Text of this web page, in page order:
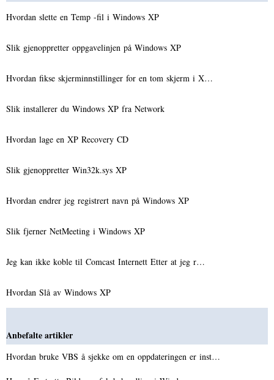
Hvordan slette en Temp -fil i Windows XP
Slik gjenoppretter oppgavelinjen på Windows XP
Hvordan fikse skjerminnstillinger for en tom skjerm i X…
Slik installerer du Windows XP fra Network
Hvordan lage en XP Recovery CD
Slik gjenoppretter Win32k.sys XP
Hvordan endrer jeg registrert navn på Windows XP
Slik fjerner NetMeeting i Windows XP
Jeg kan ikke koble til Comcast Internett Etter at jeg r…
Hvordan Slå av Windows XP
Anbefalte artikler
Hvordan bruke VBS å sjekke om en oppdateringen er inst…